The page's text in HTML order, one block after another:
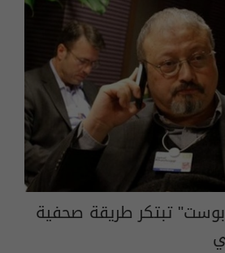
تبتكر طريقة صحفية